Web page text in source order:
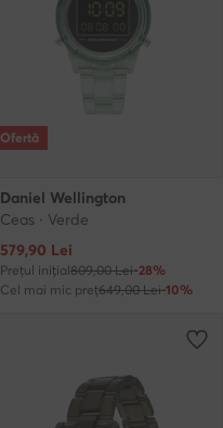
Ofertă
Daniel Wellington
Ceas · Verde
Prețul actual
579,90 Lei
Prețul inițial809,00 Lei-28%
Cel mai mic preț649,00 Lei-10%